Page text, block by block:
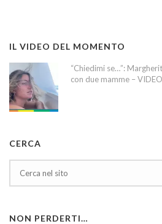
IL VIDEO DEL MOMENTO
“Chiedimi se…”:
con due mamme – VIDEO
CERCA
NON PERDERTI…